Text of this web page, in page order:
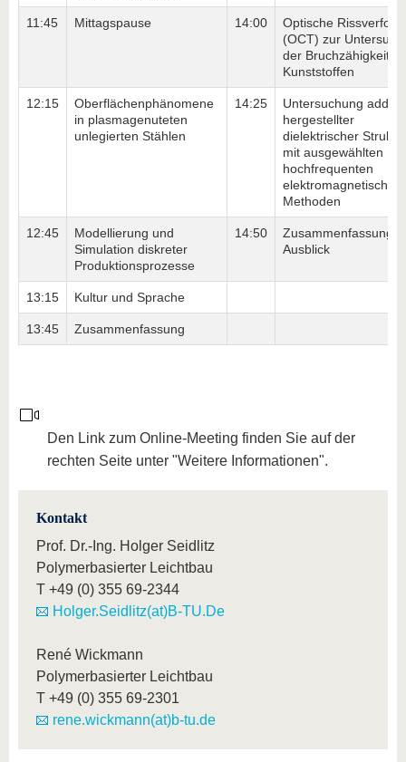
11:45 Mittagspause 14:00
Optische
(OCT) zur
der Bruchzähigkeit
Kunststoffen
12:15
Oberflächenphänomene
in plasmagenuteten
unlegierten Stählen
14:25
Untersuchung additiv
hergestellter
dielektrischer
mit ausgewählten
hochfrequenten
elektromagnetischen
Methoden
12:45
Modellierung und
Simulation diskreter
Produktionsprozesse
14:50
Zusammenfassung
Ausblick
13:15 Kultur und Sprache
13:45 Zusammenfassung
Den Link zum Online-Meeting finden Sie auf der
rechten Seite unter "Weitere Informationen".
Kontakt
Prof. Dr.-Ing. Holger Seidlitz
Polymerbasierter Leichtbau
T +49 (0) 355 69-2344
Holger.Seidlitz(at)B-TU.De
René Wickmann
Polymerbasierter Leichtbau
T +49 (0) 355 69-2301
rene.wickmann(at)b-tu.de